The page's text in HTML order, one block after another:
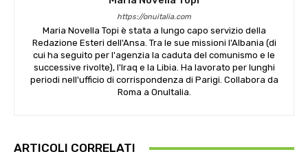
https://onuitalia.com
Maria Novella Topi è stata a lungo capo servizio della
Redazione Esteri dell'Ansa. Tra le sue missioni l'Albania (di
cui ha seguito per l'agenzia la caduta del comunismo e le
successive rivolte), l'Iraq e la Libia. Ha lavorato per lunghi
periodi nell'ufficio di corrispondenza di Parigi. Collabora da
Roma a OnuItalia.
ARTICOLI CORRELATI